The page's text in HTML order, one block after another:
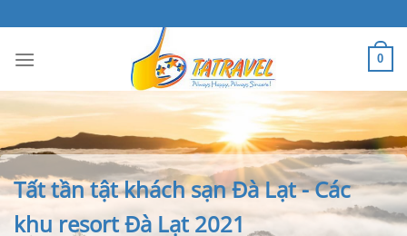
qua
nội
0
Tất tần tật khách sạn Đà Lạt - Các
khu resort Đà Lạt 2021